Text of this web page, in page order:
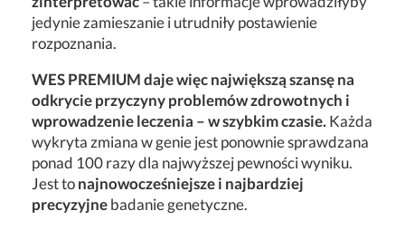
jedynie zamieszanie i utrudniły postawienie
rozpoznania.
WES PREMIUM daje więc największą szansę na
odkrycie przyczyny problemów zdrowotnych i
wprowadzenie leczenia – w szybkim czasie. Każda
wykryta zmiana w genie jest ponownie sprawdzana
ponad 100 razy dla najwyższej pewności wyniku.
Jest tonajnowocześniejsze i najbardziej
precyzyjnebadanie genetyczne.